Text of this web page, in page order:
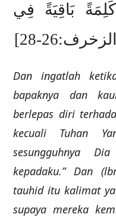
كَلِمَةً بَاقِيَةً فِي
28]
Dan ingatlah
bapaknya dan
berlepas diri
kecuali Tuhan
sesungguhnya
kepadaku.” Dan
tauhid itu kalimat
supaya mereka